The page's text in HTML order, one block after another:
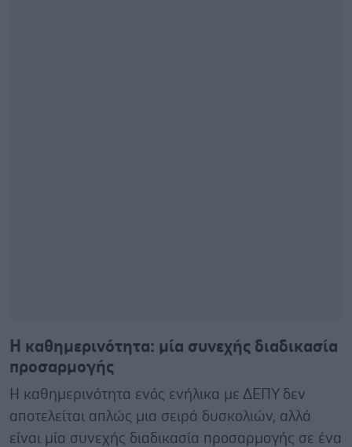
Η καθημερινότητα: μία συνεχής διαδικασία
προσαρμογής
Η καθημερινότητα ενός ενήλικα με ΔΕΠΥ δεν
αποτελείται απλώς μια σειρά δυσκολιών, αλλά
είναι μία συνεχής διαδικασία προσαρμογής σε ένα